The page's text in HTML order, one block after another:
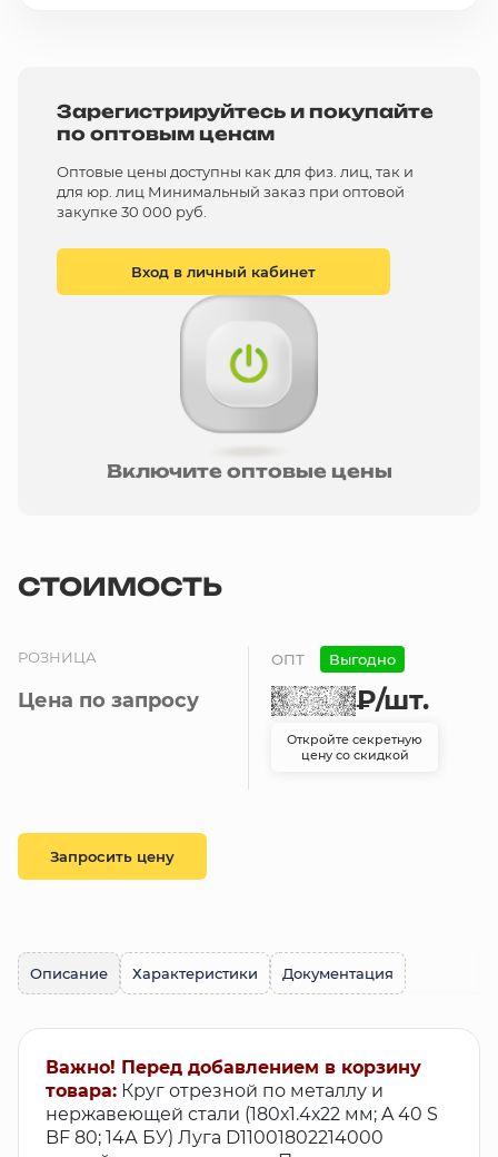
Зарегистрируйтесь и покупайте
по оптовым ценам
Оптовые цены доступны как для физ. лиц, так и
для юр. лиц Минимальный заказ при оптовой
закупке 30 000 руб.
Вход в личный кабинет
Включите оптовые цены
СТОИМОСТЬ
РОЗНИЦА
Цена по запросу
ОПТ Выгодно
₽/шт.
Откройте секретную
цену со скидкой
Запросить цену
Описание Характеристики Документация
Важно! Перед добавлением в корзину
товара: Круг отрезной по металлу и
нержавеющей стали (180х1.4х22 мм; A 40 S
BF 80; 14А БУ) Луга D11001802214000